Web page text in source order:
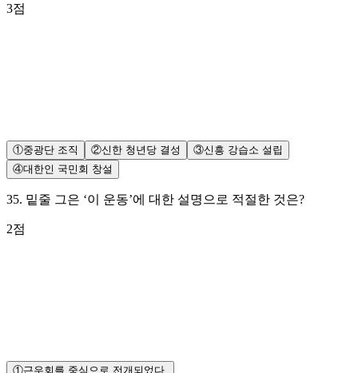
3점
①중광단 조직 ②신한 청년당 결성 ③신흥 강습소 설립
④대한인 국민회 창설
35. 밑줄 그은 ‘이 운동’에 대한 설명으로 적절한 것은?
2점
①근우회를 중심으로 전개되었다.